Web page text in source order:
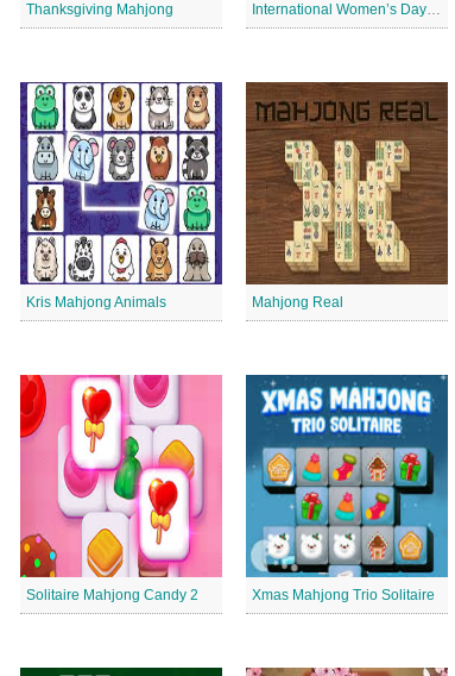
Thanksgiving Mahjong International Women’s Day Mahjong
Kris Mahjong Animals Mahjong Real
Solitaire Mahjong Candy 2 Xmas Mahjong Trio Solitaire